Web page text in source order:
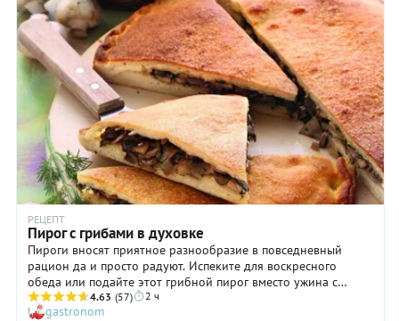
использовать и замороженные, предварительно очищенные
и отваренные. Готовы попробовать кусочек и угостить своих
домашних вкусным грибным пирогом? Тогда приступим!
РЕЦЕПТ
Пирог с грибами в духовке
Пироги вносят приятное разнообразие в повседневный
рацион да и просто радуют. Испеките для воскресного
обеда или подайте этот грибной пирог вместо ужина с
чашкой горячего чая.
4.63 (57) 2 ч
gastronom